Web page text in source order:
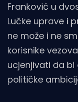
Franković u
Lučke uprave i
ne može i ne
korisnike
ucjenjivati da
političke